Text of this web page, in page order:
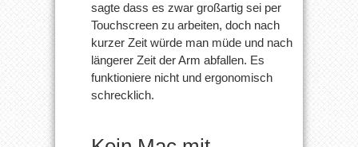
sagte dass es zwar großartig sei per
Touchscreen zu arbeiten, doch nach
kurzer Zeit würde man müde und nach
längerer Zeit der Arm abfallen. Es
funktioniere nicht und ergonomisch
schrecklich.